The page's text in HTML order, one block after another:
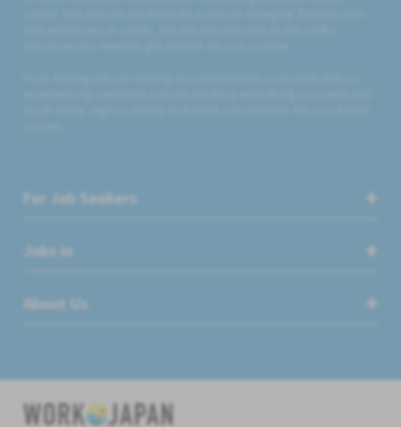
For Job Seekers
Jobs in
About Us